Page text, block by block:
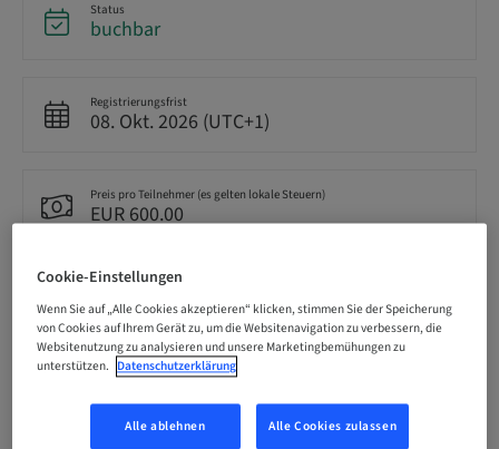
Status
buchbar
Registrierungsfrist
08. Okt. 2026 (UTC+1)
Preis pro Teilnehmer (es gelten lokale Steuern)
EUR 600.00
Sprache
Kroatisch
Punkte
0.00 Punkte
Cookie-Einstellungen
Wenn Sie auf „Alle Cookies akzeptieren“ klicken, stimmen Sie der Speicherung
von Cookies auf Ihrem Gerät zu, um die Websitenavigation zu verbessern, die
Websitenutzung zu analysieren und unsere Marketingbemühungen zu
unterstützen. Datenschutzerklärung
Alle ablehnen Alle Cookies zulassen